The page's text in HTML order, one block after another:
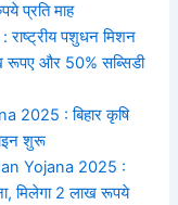
प्रति माह
पशुधन मिशन
और 50% सब्सिडी
2025 : बिहार कृषि
शुरू
Yojana 2025 :
मिलेगा 2 लाख रूपये